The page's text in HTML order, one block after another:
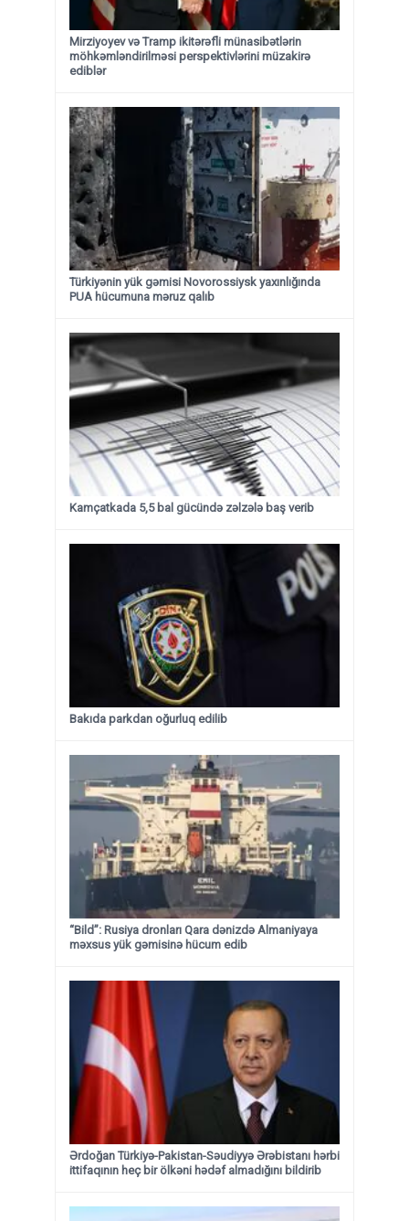
Mirziyoyev və Tramp ikitərəfli münasibətlərin
möhkəmləndirilməsi perspektivlərini müzakirə
ediblər
Türkiyənin yük gəmisi Novorossiysk yaxınlığında
PUA hücumuna məruz qalıb
Kamçatkada 5,5 bal gücündə zəlzələ baş verib
Bakıda parkdan oğurluq edilib
“Bild”: Rusiya dronları Qara dənizdə Almaniyaya
məxsus yük gəmisinə hücum edib
Ərdoğan Türkiyə-Pakistan-Səudiyyə Ərəbistanı hərbi
ittifaqının heç bir ölkəni hədəf almadığını bildirib